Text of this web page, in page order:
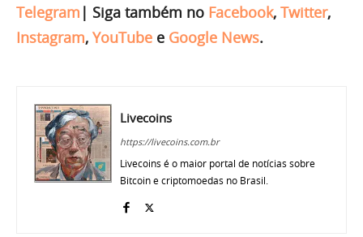
Telegram | Siga também no Facebook, Twitter,
Instagram, YouTube e Google News.
Livecoins
https://livecoins.com.br
Livecoins é o maior portal de notícias sobre
Bitcoin e criptomoedas no Brasil.